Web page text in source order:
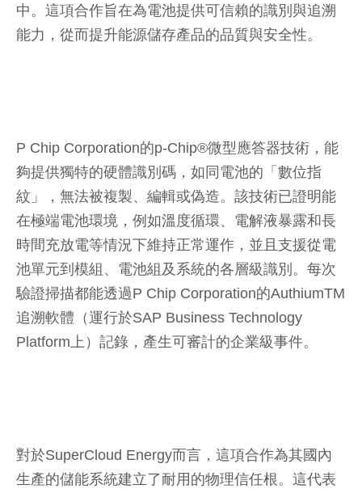
中。這項合作旨在為電池提供可信賴的識別與追溯
能力，從而提升能源儲存產品的品質與安全性。
P Chip Corporation的p-Chip®微型應答器技術，能
夠提供獨特的硬體識別碼，如同電池的「數位指
紋」，無法被複製、編輯或偽造。該技術已證明能
在極端電池環境，例如溫度循環、電解液暴露和長
時間充放電等情況下維持正常運作，並且支援從電
池單元到模組、電池組及系統的各層級識別。每次
驗證掃描都能透過P Chip Corporation的AuthiumTM
追溯軟體（運行於SAP Business Technology
Platform上）記錄，產生可審計的企業級事件。
對於SuperCloud Energy而言，這項合作為其國內
生產的儲能系統建立了耐用的物理信任根。這代表